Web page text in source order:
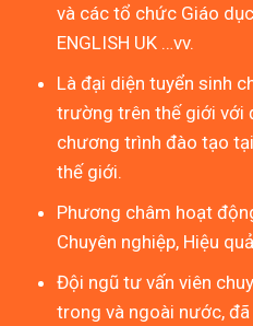
và các tổ chức Giáo dục
ENGLISH UK …vv.
Là đại diện tuyển sinh
trường trên thế giới với
chương trình đào tạo
thế giới.
Phương châm hoạt
Chuyên nghiệp, Hiệu
Đội ngũ tư vấn viên
trong và ngoài nước,